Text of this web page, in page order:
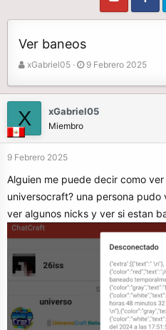
Ver baneos
A
o
r
xGabriel05
F
a
e
i
c
i
o
9 Febrero 2025
X xGabriel05
Miembro
9 Febrero 2025
Alguien me puede decir como
universocraft? una persona
ver algunos nicks y ver si estan